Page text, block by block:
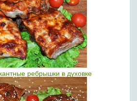
ребрышки в духовке